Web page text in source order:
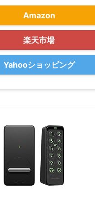
Amazon
楽天市場
Yahooショッピング